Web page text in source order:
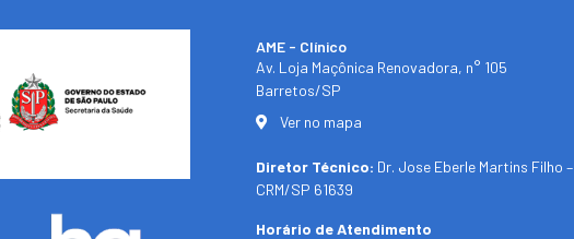
AME - Clínico​
Av. Loja Maçônica Renovadora, n° 105
Barretos/SP​
Ver no mapa
Diretor Técnico: Dr. Jose Eberle Martins Filho –
CRM/SP 61639
Horário de Atendimento